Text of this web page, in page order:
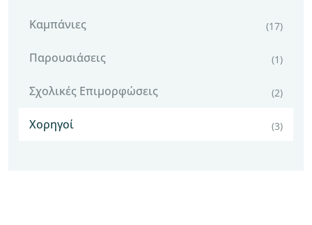
Καμπάνιες (17)
Παρουσιάσεις (1)
Σχολικές Επιμορφώσεις (2)
Χορηγοί (3)